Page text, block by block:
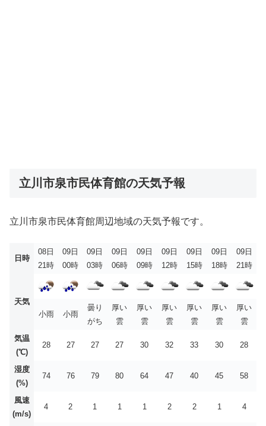
立川市泉市民体育館の天気予報
立川市泉市民体育館周辺地域の天気予報です。
日時
08日
21時
09日
00時
09日
03時
09日
06時
09日
09時
09日
12時
09日
15時
09日
18時
09日
21時
天気
小雨
小雨
曇り
がち
厚い
雲
厚い
雲
厚い
雲
厚い
雲
厚い
雲
厚い
雲
気温
(℃)
28 27 27 27 30 32 33 30 28
湿度
(%)
74 76 79 80 64 47 40 45 58
風速
(m/s)
4 2 1 1 1 2 2 1 4